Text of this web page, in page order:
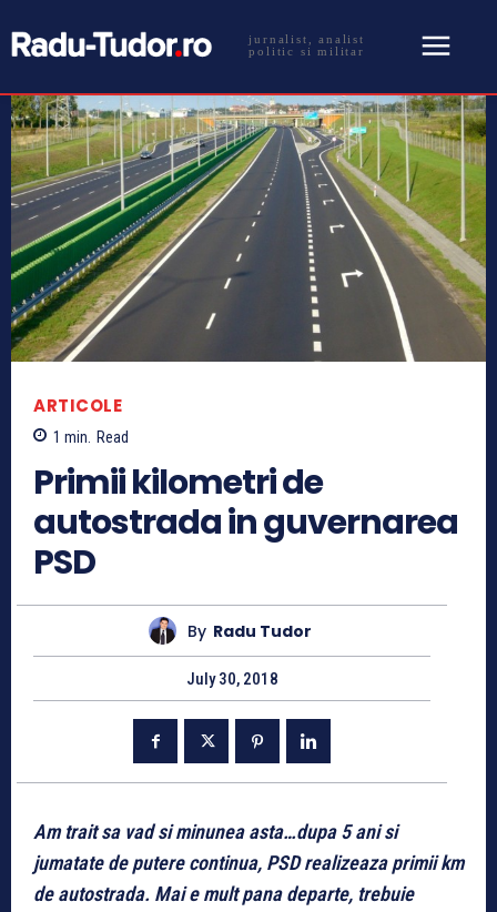
jurnalist, analist
politic si militar
ARTICOLE
1 min. Read
Primii kilometri de
autostrada in guvernarea
PSD
By Radu Tudor
July 30, 2018
Am trait sa vad si minunea asta…dupa 5 ani si
jumatate de putere continua, PSD realizeaza primii km
de autostrada. Mai e mult pana departe, trebuie